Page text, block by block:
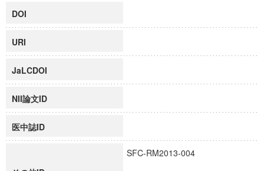
DOI
URI
JaLCDOI
NII論文ID
医中誌ID
SFC-RM2013-004